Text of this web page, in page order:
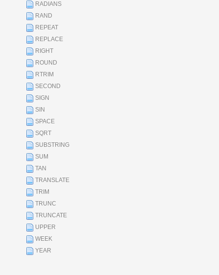
RADIANS
RAND
REPEAT
REPLACE
RIGHT
ROUND
RTRIM
SECOND
SIGN
SIN
SPACE
SQRT
SUBSTRING
SUM
TAN
TRANSLATE
TRIM
TRUNC
TRUNCATE
UPPER
WEEK
YEAR